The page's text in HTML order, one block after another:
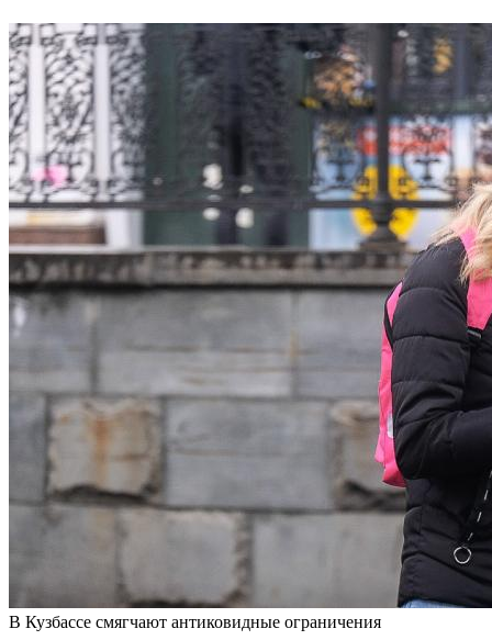
В Кузбассе смягчают антиковидные ограничения